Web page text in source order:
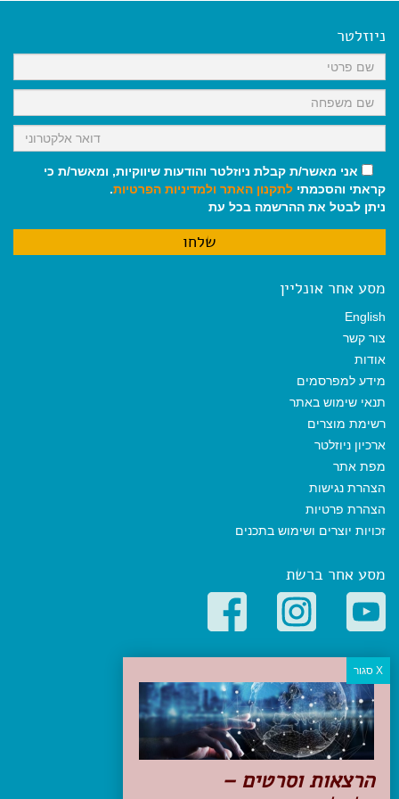
k
p
m
ניוזלטר
אני מאשר/ת קבלת ניוזלטר והודעות שיווקיות, ומאשר/ת כי
קראתי והסכמתי לתקנון האתר ולמדיניות הפרטיות.
ניתן לבטל את ההרשמה בכל עת
מסע אחר אונליין
English
צור קשר
אודות
מידע למפרסמים
תנאי שימוש באתר
רשימת מוצרים
ארכיון ניוזלטר
מפת אתר
הצהרת נגישות
הצהרת פרטיות
זכויות יוצרים ושימוש בתכנים
מסע אחר ברשת
קטגוריות פופולריות
יעדים
טיולים בישראל
מלונות בוטיק בישראל
טיפים והמלצות
הכנות לנסיעה
הרצאות וסרטים –